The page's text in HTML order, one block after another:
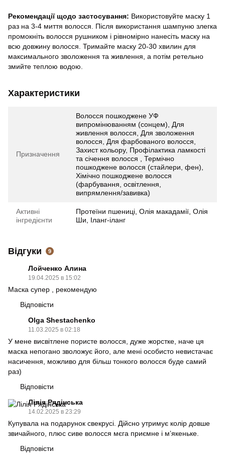
Рекомендації щодо застосування: Використовуйте маску 1
раз на 3-4 миття волосся. Після використання шампуню злегка
промокніть волосся рушником і рівномірно нанесіть маску на
всю довжину волосся. Тримайте маску 20-30 хвилин для
максимального зволоження та живлення, а потім ретельно
змийте теплою водою.
Характеристики
Призначення
Волосся пошкоджене УФ
випромінюванням (сонцем), Для
живлення волосся, Для зволоження
волосся, Для фарбованого волосся,
Захист кольору, Профілактика ламкості
та січення волосся , Термічно
пошкоджене волосся (стайлери, фен),
Хімічно пошкоджене волосся
(фарбування, освітлення,
випрямлення/завивка)
Активні
інгредієнти
Протеїни пшениці, Олія макадамії, Олія
Ши, Іланг-іланг
Відгуки 9
Лойченко Алина
19.04.2025 в 15:02
Маска супер , рекомендую
Відповісти
Olga Shestachenko
11.03.2025 в 02:18
У мене висвітлене пористе волосся, дуже жорстке, наче ця
маска непогано зволожує його, але мені особисто невистачає
насичення, можливо для більш тонкого волосся буде самий
раз)
Відповісти
Лілія Рядінська
14.02.2025 в 23:29
Купувала на подарунок свекрусі. Дійсно утримує колір довше
звичайного, плюс сиве волосся мєга приємне і мʼякеньке.
Відповісти